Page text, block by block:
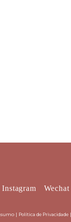
Instagram Wechat
| Política de Privacidade |